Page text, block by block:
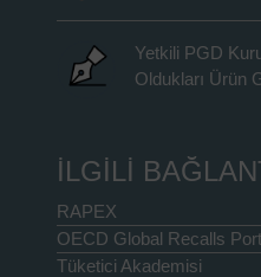
Yetkili PGD
Oldukları Ürün
İLGİLİ
RAPEX
OECD Global Recalls
Tüketici Akademisi